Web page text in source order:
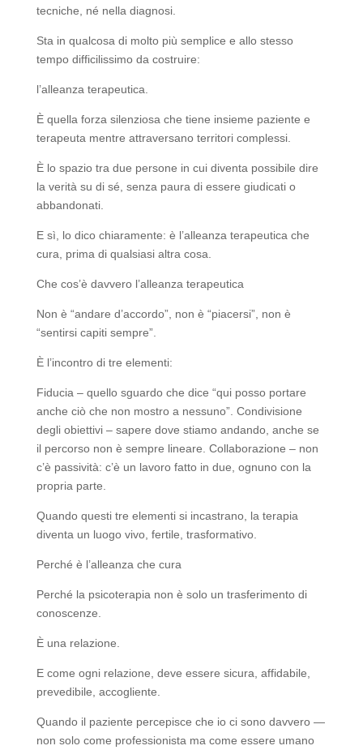
tecniche, né nella diagnosi.
Sta in qualcosa di molto più semplice e allo stesso
tempo difficilissimo da costruire:
l’alleanza terapeutica.
È quella forza silenziosa che tiene insieme paziente e
terapeuta mentre attraversano territori complessi.
È lo spazio tra due persone in cui diventa possibile dire
la verità su di sé, senza paura di essere giudicati o
abbandonati.
E sì, lo dico chiaramente: è l’alleanza terapeutica che
cura, prima di qualsiasi altra cosa.
Che cos’è davvero l’alleanza terapeutica
Non è “andare d’accordo”, non è “piacersi”, non è
“sentirsi capiti sempre”.
È l’incontro di tre elementi:
Fiducia – quello sguardo che dice “qui posso portare
anche ciò che non mostro a nessuno”. Condivisione
degli obiettivi – sapere dove stiamo andando, anche se
il percorso non è sempre lineare. Collaborazione – non
c’è passività: c’è un lavoro fatto in due, ognuno con la
propria parte.
Quando questi tre elementi si incastrano, la terapia
diventa un luogo vivo, fertile, trasformativo.
Perché è l’alleanza che cura
Perché la psicoterapia non è solo un trasferimento di
conoscenze.
È una relazione.
E come ogni relazione, deve essere sicura, affidabile,
prevedibile, accogliente.
Quando il paziente percepisce che io ci sono davvero —
non solo come professionista ma come essere umano